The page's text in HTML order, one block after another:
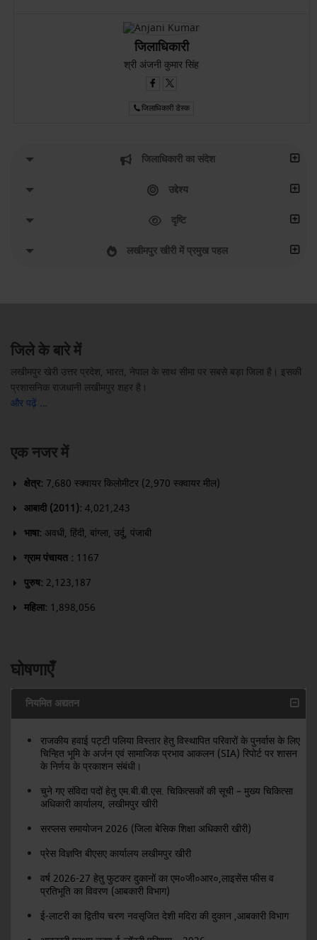
जिलाधिकारी
श्री अंजनी कुमार सिंह
जिलाधिकारी डेस्क
जिलाधिकारी का संदेश
उद्देश्य
दृष्टि
लखीमपुर खीरी में प्रमुख पहल
जिले के बारे में
लखीमपुर खेरी उत्तर प्रदेश, भारत, नेपाल के साथ सीमा पर सबसे बड़ा जिला है। इसकी
प्रशासनिक राजधानी लखीमपुर शहर है।
और पढ़ें …
एक नजर में
क्षेत्र: 7,680 स्क्वायर किलोमीटर (2,970 स्क्वायर मील)
आबादी (2011):4,021,243
भाषा: अवधी, हिंदी, बांग्ला, उर्दू, पंजाबी
ग्राम पंचायत : 1167
पुरुष: 2,123,187
महिला: 1,898,056
घोषणाएँ
नियमित अद्यतन
राजकीय हवाई पट्टी पलिया विस्तार हेतु विस्थापित परिवारों के पुनर्वास के लिए
चिन्हित भूमि के अर्जन एवं सामाजिक प्रभाव आकलन (SIA) रिपोर्ट पर शासन
के निर्णय के प्रकाशन संबंधी।
चुने गए संविदा पदों हेतु एम.बी.बी.एस. चिकित्सकों की सूची – मुख्य चिकित्सा
अधिकारी कार्यालय, लखीमपुर खीरी
सरप्लस समायोजन 2026 (जिला बेसिक शिक्षा अधिकारी खीरी)
प्रेस विज्ञप्ति बीएसए कार्यालय लखीमपुर खीरी
वर्ष 2026-27 हेतु फुटकर दुकानों का एम०जी०आर०,लाइसेंस फीस व
प्रतिभूति का विवरण (आबकारी विभाग)
ई-लाटरी का द्वितीय चरण नवसृजित देशी मदिरा की दुकान ,आबकारी विभाग